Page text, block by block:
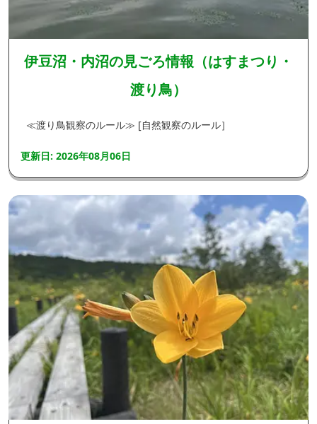
伊豆沼・内沼の見ごろ情報（はすまつり・
渡り鳥）
≪渡り鳥観察のルール≫ [自然観察のルール］
更新日: 2026年08月06日